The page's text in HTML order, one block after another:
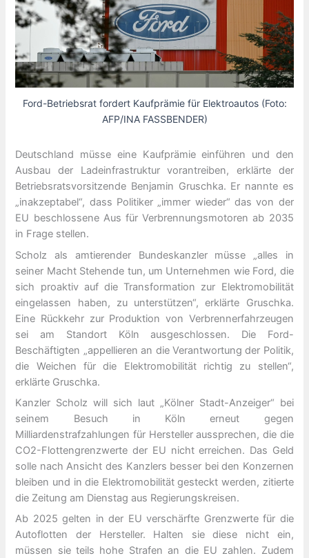
Ford-Betriebsrat fordert Kaufprämie für Elektroautos (Foto:
AFP/INA FASSBENDER)
Deutschland müsse eine Kaufprämie einführen und den
Ausbau der Ladeinfrastruktur vorantreiben, erklärte der
Betriebsratsvorsitzende Benjamin Gruschka. Er nannte es
„inakzeptabel“, dass Politiker „immer wieder“ das von der
EU beschlossene Aus für Verbrennungsmotoren ab 2035
in Frage stellen.
Scholz als amtierender Bundeskanzler müsse „alles in
seiner Macht Stehende tun, um Unternehmen wie Ford, die
sich proaktiv auf die Transformation zur Elektromobilität
eingelassen haben, zu unterstützen“, erklärte Gruschka.
Eine Rückkehr zur Produktion von Verbrennerfahrzeugen
sei am Standort Köln ausgeschlossen. Die Ford-
Beschäftigten „appellieren an die Verantwortung der Politik,
die Weichen für die Elektromobilität richtig zu stellen“,
erklärte Gruschka.
Kanzler Scholz will sich laut „Kölner Stadt-Anzeiger“ bei
seinem Besuch in Köln erneut gegen
Milliardenstrafzahlungen für Hersteller aussprechen, die die
CO2-Flottengrenzwerte der EU nicht erreichen. Das Geld
solle nach Ansicht des Kanzlers besser bei den Konzernen
bleiben und in die Elektromobilität gesteckt werden, zitierte
die Zeitung am Dienstag aus Regierungskreisen.
Ab 2025 gelten in der EU verschärfte Grenzwerte für die
Autoflotten der Hersteller. Halten sie diese nicht ein,
müssen sie teils hohe Strafen an die EU zahlen. Zudem